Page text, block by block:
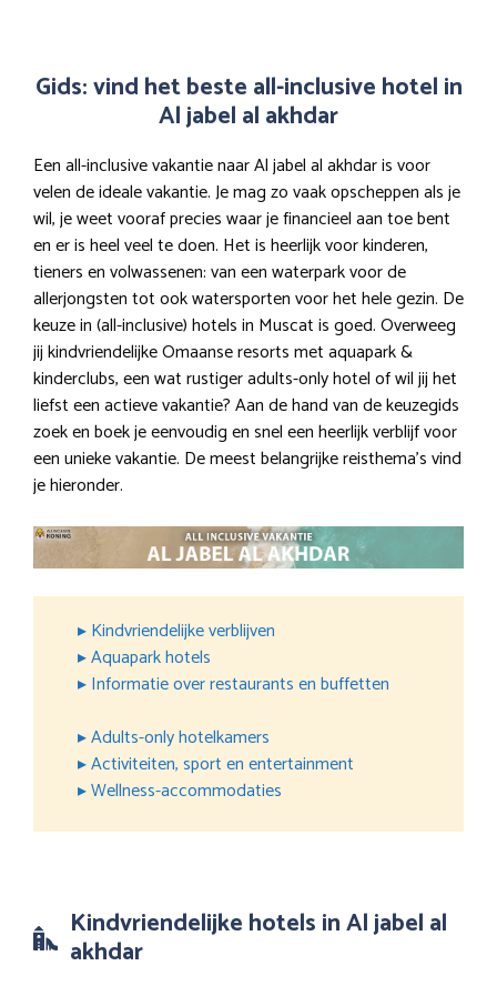
Gids: vind het beste all-inclusive hotel in
Al jabel al akhdar
Een all-inclusive vakantie naar Al jabel al akhdar is voor
velen de ideale vakantie. Je mag zo vaak opscheppen als je
wil, je weet vooraf precies waar je financieel aan toe bent
en er is heel veel te doen. Het is heerlijk voor kinderen,
tieners en volwassenen: van een waterpark voor de
allerjongsten tot ook watersporten voor het hele gezin. De
keuze in (all-inclusive) hotels in Muscat is goed. Overweeg
jij kindvriendelijke Omaanse resorts met aquapark &
kinderclubs, een wat rustiger adults-only hotel of wil jij het
liefst een actieve vakantie? Aan de hand van de keuzegids
zoek en boek je eenvoudig en snel een heerlijk verblijf voor
een unieke vakantie. De meest belangrijke reisthema’s vind
je hieronder.
▸ Kindvriendelijke verblijven
▸ Aquapark hotels
▸ Informatie over restaurants en buffetten
▸ Adults-only hotelkamers
▸ Activiteiten, sport en entertainment
▸ Wellness-accommodaties
Kindvriendelijke hotels in Al jabel al
akhdar